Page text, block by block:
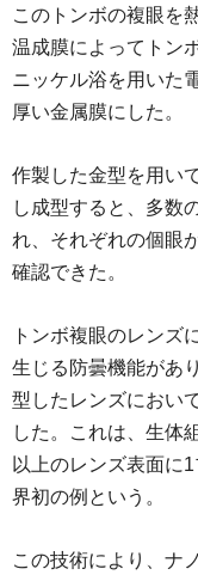
このトンボの複眼を
温成膜によってトン
ニッケル浴を用いた
厚い金属膜にした。
作製した金型を用い
し成型すると、多数
れ、それぞれの個眼
確認できた。
トンボ複眼のレンズ
生じる防曇機能があ
型したレンズにおい
した。これは、生体
以上のレンズ表面に
界初の例という。
この技術により、ナ